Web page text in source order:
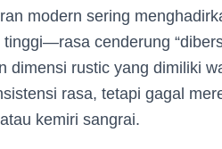
modern sering
cenderung
dimensi rustic yang dimiliki
rasa, tetapi gagal
kemiri sangrai.